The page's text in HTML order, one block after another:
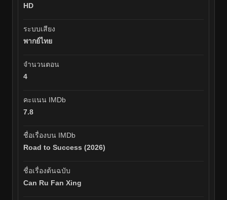
HD
ระบบเสียง
พากย์ไทย
จำนวนตอน
4
คะแนน IMDb
7.8
ชื่อเรื่องบน IMDb
Road to Success (2026)
ชื่อเรื่องต้นฉบับ
Can Ru Fan Xing